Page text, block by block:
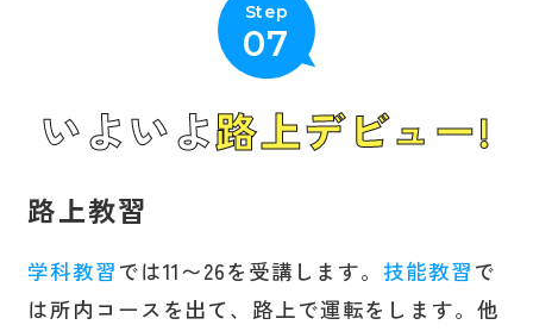
Step
07
いよいよ路上デビュー!
路上教習
学科教習 では11〜26を受講します。 技能教習 で
は所内コースを出て、路上で運転をします。他